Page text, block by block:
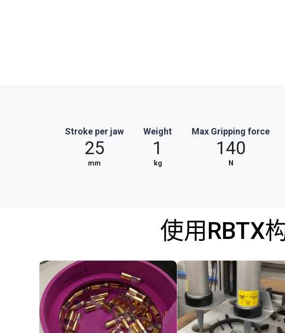
Stroke per jaw
25
mm
Weight
1
kg
Max Gripping force
140
N
使用RBTX